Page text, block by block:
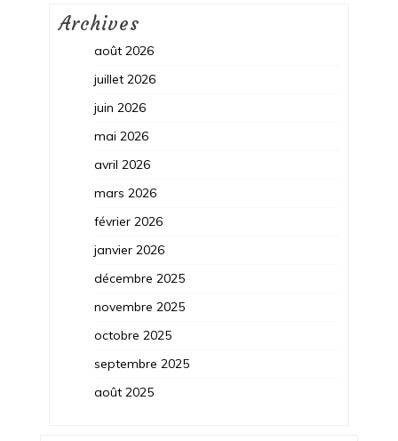
Archives
août 2026
juillet 2026
juin 2026
mai 2026
avril 2026
mars 2026
février 2026
janvier 2026
décembre 2025
novembre 2025
octobre 2025
septembre 2025
août 2025